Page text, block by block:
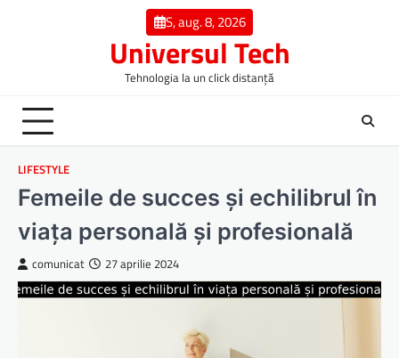
S, aug. 8, 2026
Universul Tech
Tehnologia la un click distanță
LIFESTYLE
Femeile de succes și echilibrul în
viața personală și profesională
comunicat 27 aprilie 2024